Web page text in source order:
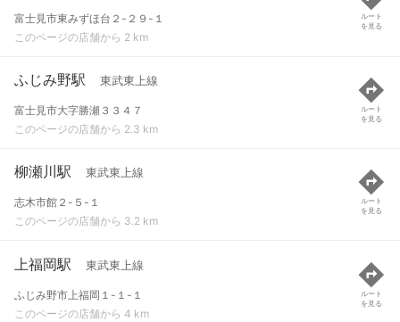
富士見市東みずほ台２-２９-１
このページの店舗から 2 km
ルート
を見る
ふじみ野駅 東武東上線
富士見市大字勝瀬３３４７
このページの店舗から 2.3 km
ルート
を見る
柳瀬川駅 東武東上線
志木市館２-５-１
このページの店舗から 3.2 km
ルート
を見る
上福岡駅 東武東上線
ふじみ野市上福岡１-１-１
このページの店舗から 4 km
ルート
を見る